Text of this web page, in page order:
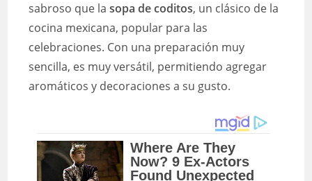
sabroso que lasopa de coditos, un clásico de la
cocina mexicana, popular para las
celebraciones. Con una preparación muy
sencilla, es muy versátil, permitiendo agregar
aromáticos y decoraciones a su gusto.